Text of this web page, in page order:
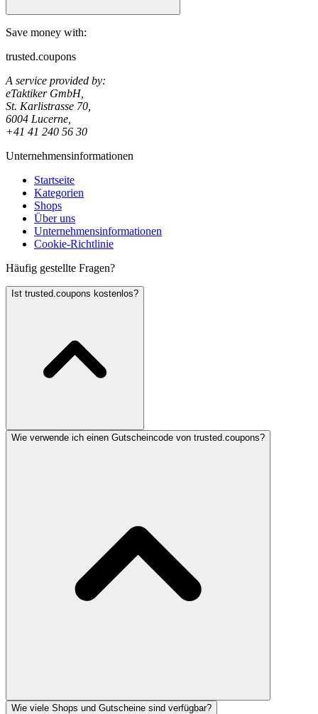
Save money with:
trusted.coupons
A service provided by:
eTaktiker GmbH,
St. Karlistrasse 70,
6004 Lucerne,
+41 41 240 56 30
Unternehmensinformationen
Startseite
Kategorien
Shops
Über uns
Unternehmensinformationen
Cookie-Richtlinie
Häufig gestellte Fragen?
Ist trusted.coupons kostenlos?
Wie verwende ich einen Gutscheincode von trusted.coupons?
Wie viele Shops und Gutscheine sind verfügbar?